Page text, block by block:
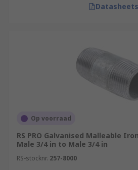
Datasheets
Op voorraad
RS PRO Galvanised Malleable
Male 3/4 in to Male 3/4 in
RS-stocknr. 257-8000